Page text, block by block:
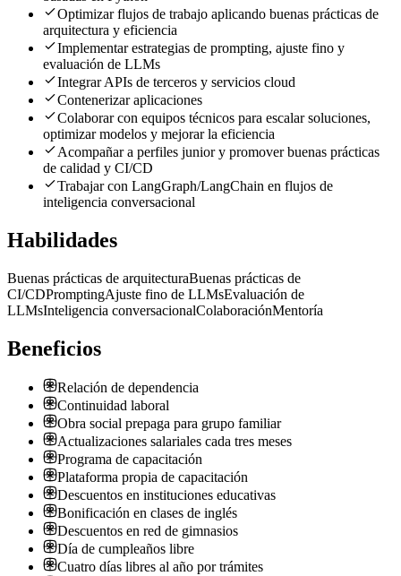
Optimizar flujos de trabajo aplicando buenas prácticas de
arquitectura y eficiencia
Implementar estrategias de prompting, ajuste fino y
evaluación de LLMs
Integrar APIs de terceros y servicios cloud
Contenerizar aplicaciones
Colaborar con equipos técnicos para escalar soluciones,
optimizar modelos y mejorar la eficiencia
Acompañar a perfiles junior y promover buenas prácticas
de calidad y CI/CD
Trabajar con LangGraph/LangChain en flujos de
inteligencia conversacional
Habilidades
Buenas prácticas de arquitecturaBuenas prácticas de
CI/CDPromptingAjuste fino de LLMsEvaluación de
LLMsInteligencia conversacionalColaboraciónMentoría
Beneficios
Relación de dependencia
Continuidad laboral
Obra social prepaga para grupo familiar
Actualizaciones salariales cada tres meses
Programa de capacitación
Plataforma propia de capacitación
Descuentos en instituciones educativas
Bonificación en clases de inglés
Descuentos en red de gimnasios
Día de cumpleaños libre
Cuatro días libres al año por trámites